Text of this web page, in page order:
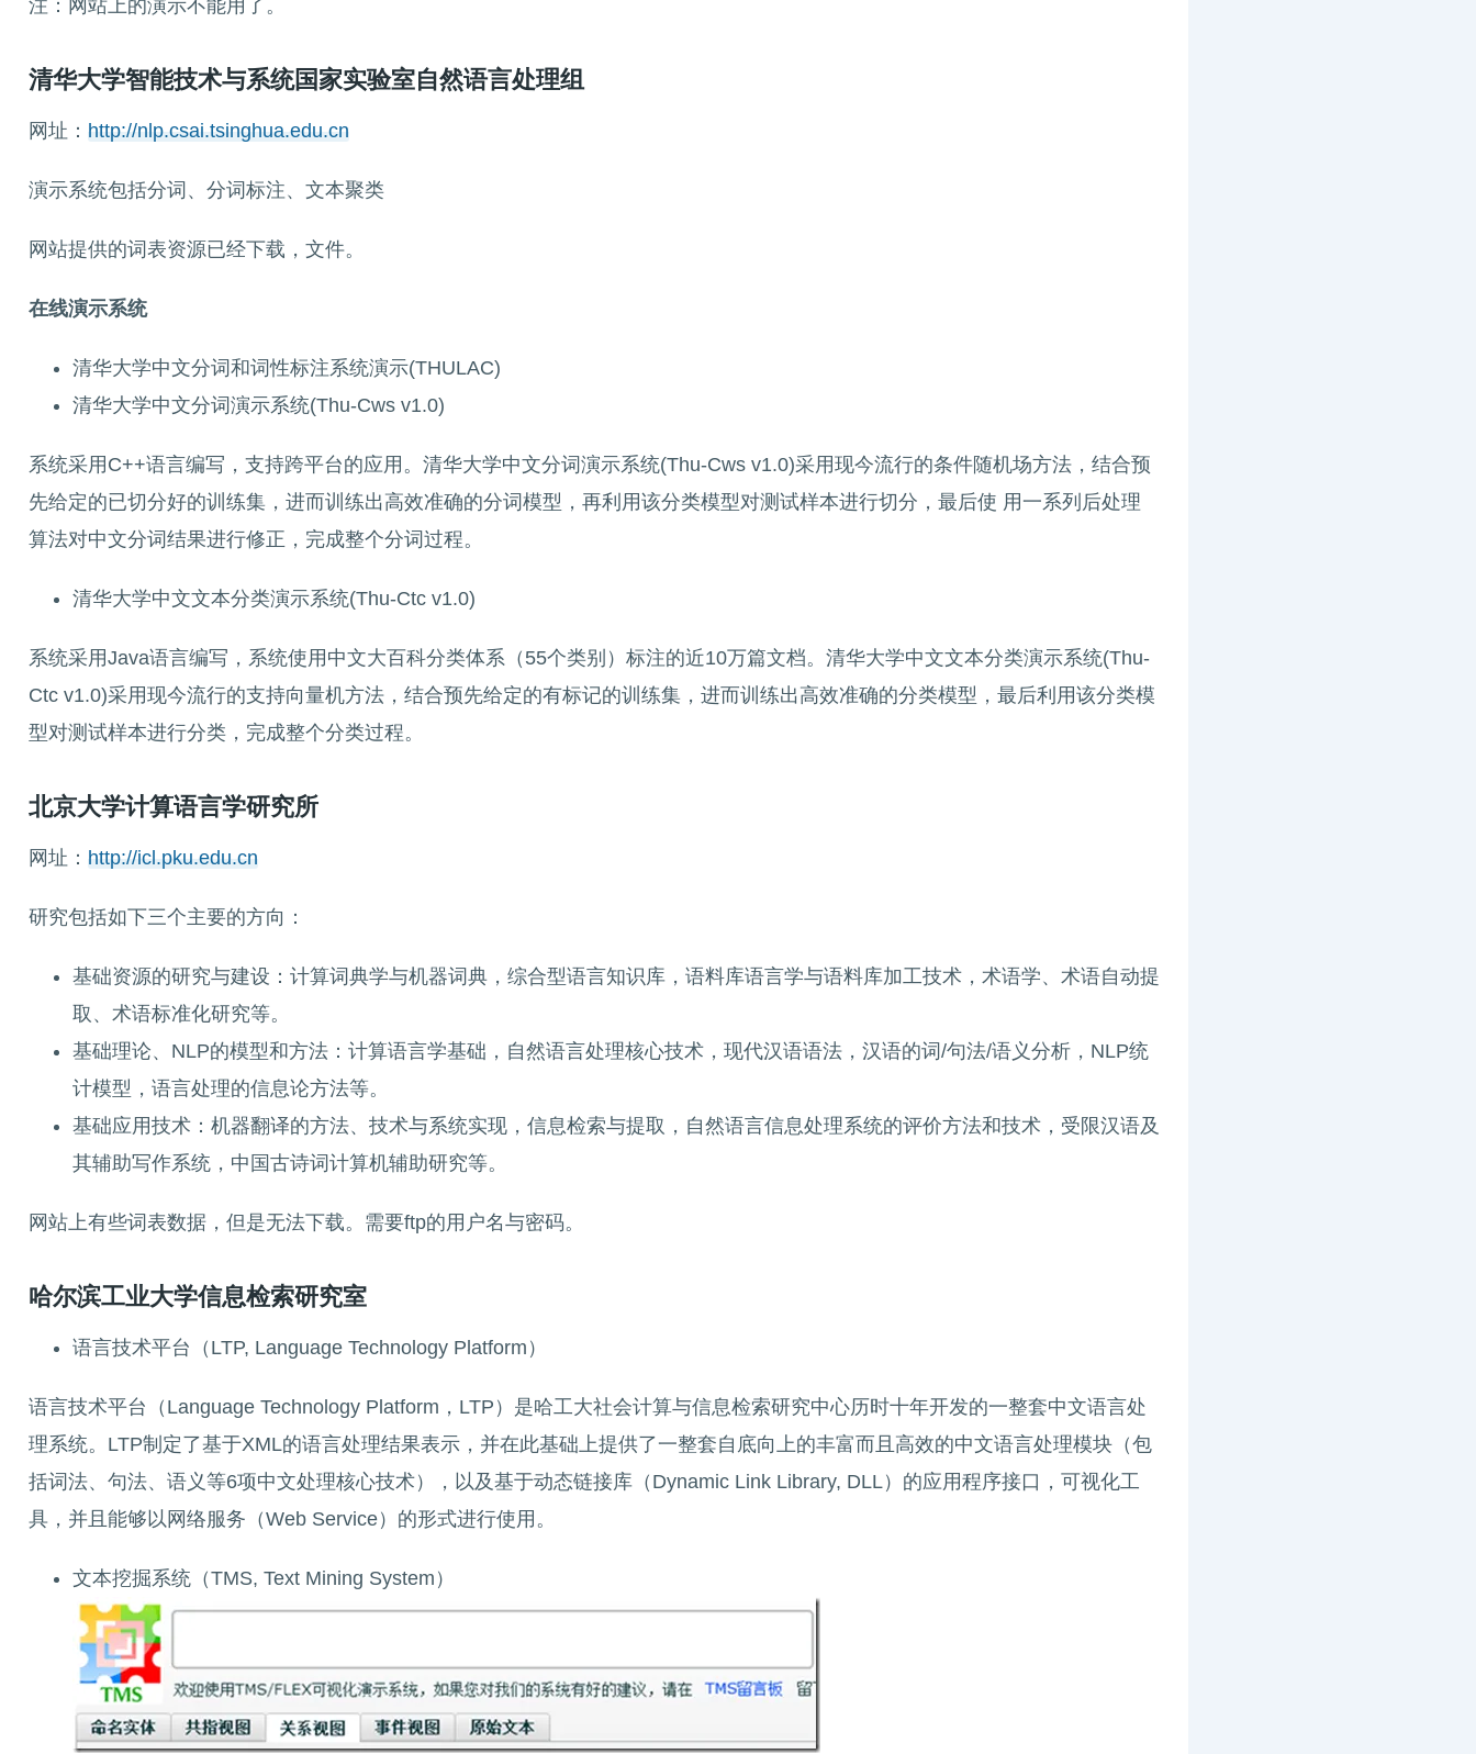
注：网站上的演示不能用了。
清华大学智能技术与系统国家实验室自然语言处理组
网址： http://nlp.csai.tsinghua.edu.cn
演示系统包括分词、分词标注、文本聚类
网站提供的词表资源已经下载，文件。
在线演示系统
清华大学中文分词和词性标注系统演示(THULAC)
清华大学中文分词演示系统(Thu-Cws v1.0)
系统采用C++语言编写，支持跨平台的应用。清华大学中文分词演示系统(Thu-Cws v1.0)采用现今流行的条件随机场方法，结合预
先给定的已切分好的训练集，进而训练出高效准确的分词模型，再利用该分类模型对测试样本进行切分，最后使 用一系列后处理
算法对中文分词结果进行修正，完成整个分词过程。
清华大学中文文本分类演示系统(Thu-Ctc v1.0)
系统采用Java语言编写，系统使用中文大百科分类体系（55个类别）标注的近10万篇文档。清华大学中文文本分类演示系统(Thu-
Ctc v1.0)采用现今流行的支持向量机方法，结合预先给定的有标记的训练集，进而训练出高效准确的分类模型，最后利用该分类模
型对测试样本进行分类，完成整个分类过程。
北京大学计算语言学研究所
网址： http://icl.pku.edu.cn
研究包括如下三个主要的方向：
基础资源的研究与建设：计算词典学与机器词典，综合型语言知识库，语料库语言学与语料库加工技术，术语学、术语自动提
取、术语标准化研究等。
基础理论、NLP的模型和方法：计算语言学基础，自然语言处理核心技术，现代汉语语法，汉语的词/句法/语义分析，NLP统
计模型，语言处理的信息论方法等。
基础应用技术：机器翻译的方法、技术与系统实现，信息检索与提取，自然语言信息处理系统的评价方法和技术，受限汉语及
其辅助写作系统，中国古诗词计算机辅助研究等。
网站上有些词表数据，但是无法下载。需要ftp的用户名与密码。
哈尔滨工业大学信息检索研究室
语言技术平台（LTP, Language Technology Platform）
语言技术平台（Language Technology Platform，LTP）是哈工大社会计算与信息检索研究中心历时十年开发的一整套中文语言处
理系统。LTP制定了基于XML的语言处理结果表示，并在此基础上提供了一整套自底向上的丰富而且高效的中文语言处理模块（包
括词法、句法、语义等6项中文处理核心技术），以及基于动态链接库（Dynamic Link Library, DLL）的应用程序接口，可视化工
具，并且能够以网络服务（Web Service）的形式进行使用。
文本挖掘系统（TMS, Text Mining System）